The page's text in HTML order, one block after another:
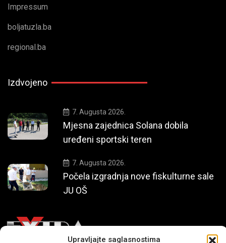
Upravljajte saglasnostima
Impressum
boljatuzla.ba
regional.ba
Izdvojeno
7. Augusta 2026.
Mjesna zajednica Solana dobila
uređeni sportski teren
7. Augusta 2026.
Počela izgradnja nove fiskulturne sale
JU OŠ